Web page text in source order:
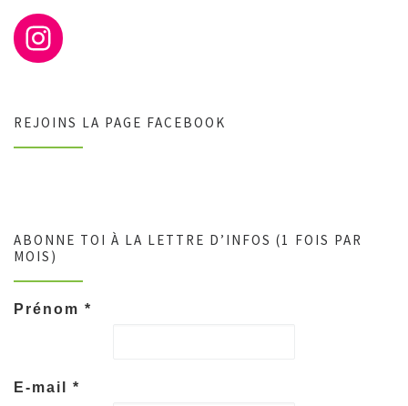
REJOINS LA PAGE FACEBOOK
ABONNE TOI À LA LETTRE D’INFOS (1 FOIS PAR
MOIS)
Prénom *
E-mail *